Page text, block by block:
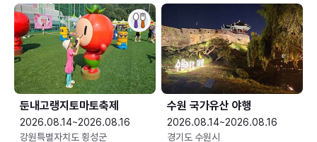
둔내고랭지토마토축제
2026.08.14~2026.08.16
강원특별자치도 횡성군
수원 국가유산 야행
2026.08.14~2026.08.16
경기도 수원시